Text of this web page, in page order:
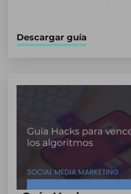
Descargar guía